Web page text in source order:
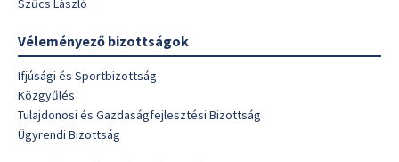
Szűcs László
Véleményező bizottságok
Ifjúsági és Sportbizottság
Közgyűlés
Tulajdonosi és Gazdaságfejlesztési Bizottság
Ügyrendi Bizottság